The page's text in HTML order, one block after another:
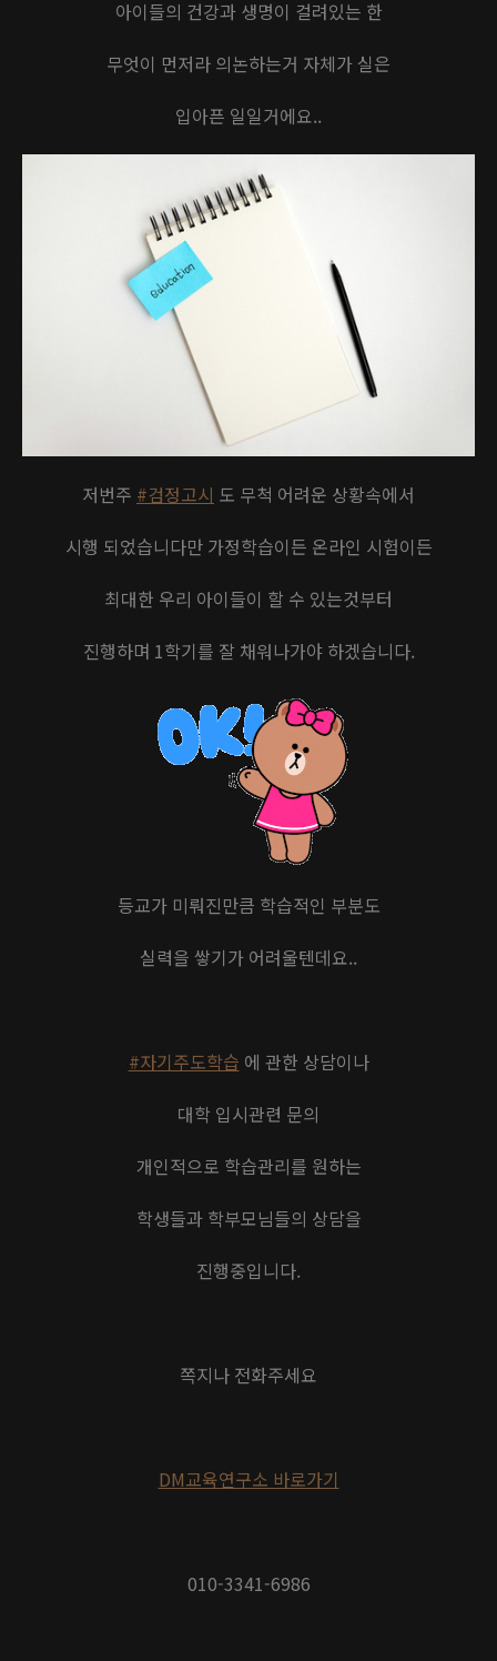
아이들의 건강과 생명이 걸려있는 한
무엇이 먼저라 의논하는거 자체가 실은
입아픈 일일거에요..
저번주 #검정고시 도 무척 어려운 상황속에서
시행 되었습니다만 가정학습이든 온라인 시험이든
최대한 우리 아이들이 할 수 있는것부터
진행하며 1학기를 잘 채워나가야 하겠습니다.
등교가 미뤄진만큼 학습적인 부분도
실력을 쌓기가 어려울텐데요..
#자기주도학습 에 관한 상담이나
대학 입시관련 문의
개인적으로 학습관리를 원하는
학생들과 학부모님들의 상담을
진행중입니다.
쪽지나 전화주세요
DM교육연구소 바로가기
010-3341-6986